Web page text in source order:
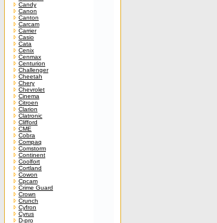
Candy
Canon
Canton
Carcam
Carrier
Casio
Cata
Cenix
Cenmax
Centurion
Challenger
Cheetah
Chery
Chevrolet
Cinema
Citroen
Clarion
Clatronic
Clifford
CME
Cobra
Compaq
Comstorm
Continent
Coolfort
Cortland
Cowon
Cpcam
Crime Guard
Crown
Crunch
Cyfron
Cyrus
D-pro